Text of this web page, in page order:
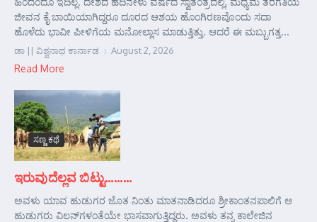
ಜೀವನ ಕೈ ಬಾಯಿಯಾಗಿದ್ದರೂ ದೂರದ ಆಶಯ ಹೊಂಗಿರಣವೊಂದು ಸದಾ
ಹೊಳೆದು ಭಾವೀ ಪೀಳಿಗೆಯ ಮನೋಲ್ಲಾಸ ಮಾಡುತ್ತಿತ್ತು. ಆದರೆ ಈ ಮಬ್ಬುಗತ್ತ...
ಡಾ || ವಿಶ್ವನಾಥ ಕಾರ್ನಾಡ August 2, 2026
Read More
ಸಣ್ಣ ಕಥೆ
ಇರುವುದೆಲ್ಲವ ಬಿಟ್ಟು………
ಅವಳು ಯಾವ ಹುಡುಗರ ಜೊತ ನಿಂತು ಮಾತನಾಡಿದರೂ ಶ್ರೀಕಾಂತನಪಾಲಿಗೆ ಆ
ಹುಡುಗರು ವಿಲನ್‌ಗಳಂತೆಯೇ ಭಾಸವಾಗುತ್ತಿದ್ದರು. ಅವಳು ತನ್ನ ಕಾಲೇಜಿನ